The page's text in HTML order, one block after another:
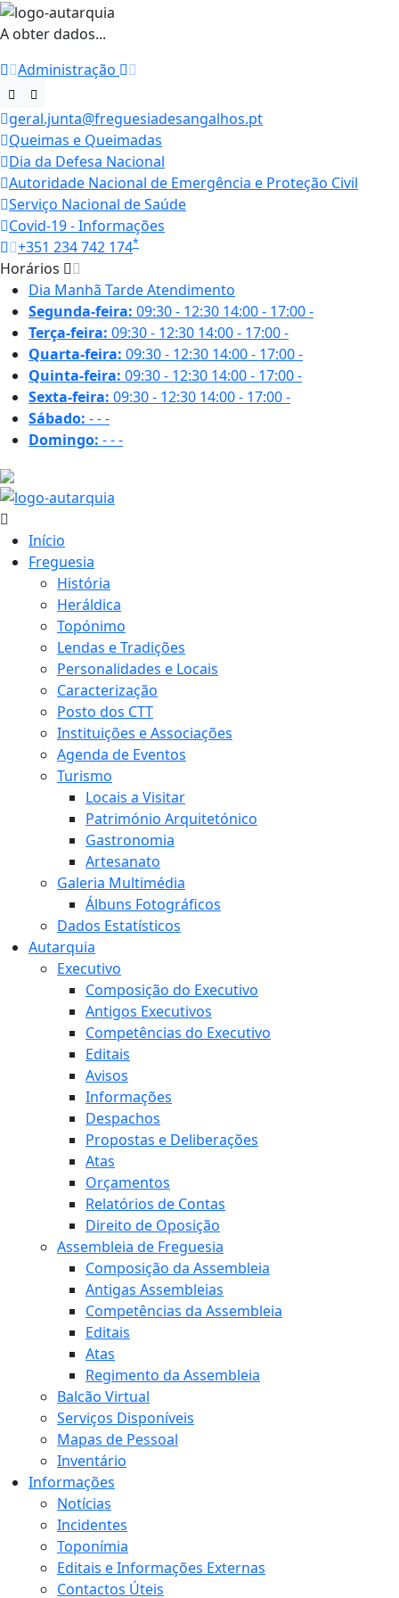
A obter dados...
Administração
geral.junta@freguesiadesangalhos.pt
Queimas e Queimadas
Dia da Defesa Nacional
Autoridade Nacional de Emergência e Proteção Civil
Serviço Nacional de Saúde
Covid-19 - Informações
+351 234 742 174*
Horários
Dia Manhã TardeAtendimento
Segunda-feira: 09:30 - 12:30 14:00 - 17:00-
Terça-feira: 09:30 - 12:30 14:00 - 17:00-
Quarta-feira: 09:30 - 12:30 14:00 - 17:00-
Quinta-feira: 09:30 - 12:30 14:00 - 17:00-
Sexta-feira: 09:30 - 12:30 14:00 - 17:00-
Sábado: ---
Domingo: ---
Início
Freguesia
História
Heráldica
Topónimo
Lendas e Tradições
Personalidades e Locais
Caracterização
Posto dos CTT
Instituições e Associações
Agenda de Eventos
Turismo
Locais a Visitar
Património Arquitetónico
Gastronomia
Artesanato
Galeria Multimédia
Álbuns Fotográficos
Dados Estatísticos
Autarquia
Executivo
Composição do Executivo
Antigos Executivos
Competências do Executivo
Editais
Avisos
Informações
Despachos
Propostas e Deliberações
Atas
Orçamentos
Relatórios de Contas
Direito de Oposição
Assembleia de Freguesia
Composição da Assembleia
Antigas Assembleias
Competências da Assembleia
Editais
Atas
Regimento da Assembleia
Balcão Virtual
Serviços Disponíveis
Mapas de Pessoal
Inventário
Informações
Notícias
Incidentes
Toponímia
Editais e Informações Externas
Contactos Úteis